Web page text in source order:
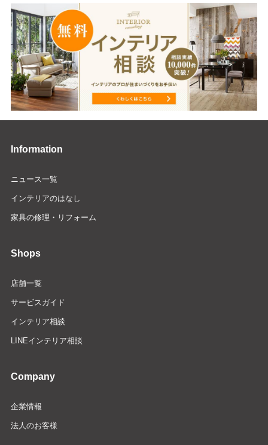
Information
ニュース一覧
インテリアのはなし
家具の修理・リフォーム
Shops
店舗一覧
サービスガイド
インテリア相談
LINEインテリア相談
Company
企業情報
法人のお客様